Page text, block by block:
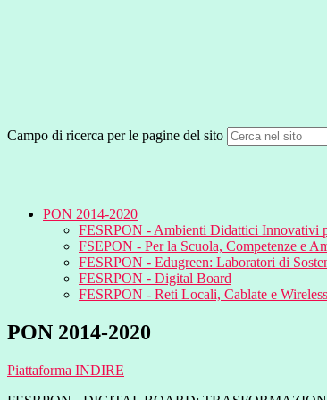
Campo di ricerca per le pagine del sito
PON 2014-2020
FESRPON - Ambienti Didattici Innovativi
FSEPON - Per la Scuola, Competenze e
FESRPON - Edugreen: Laboratori di
FESRPON - Digital Board
FESRPON - Reti Locali, Cablate e Wireless
PON 2014-2020
Piattaforma INDIRE